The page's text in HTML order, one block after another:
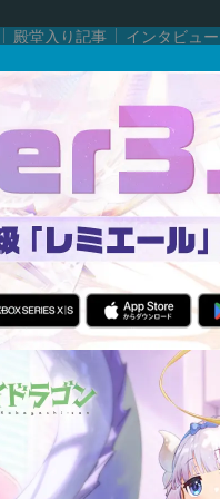
殿堂入り記事 インタビュー